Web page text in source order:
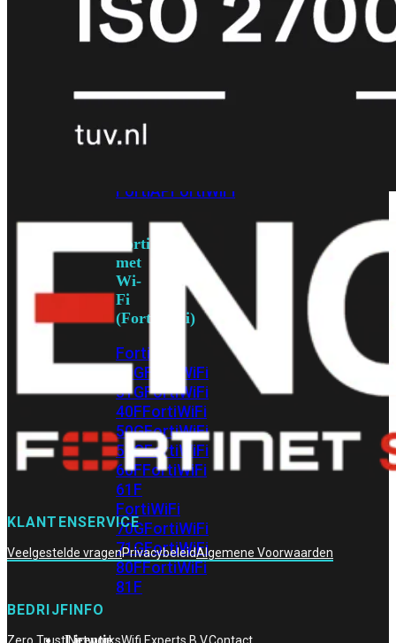
Indoor Outdoor
2X23X34X48X8
Alles
FortiAPFortiWiFi
FortiGate
met
Wi-
Fi
(FortiWiFi)
FortiWiFi
30GFortiWiFi
31GFortiWiFi
40FFortiWiFi
50GFortiWiFi
51GFortiWiFi
60FFortiWiFi
61F
FortiWiFi
70GFortiWiFi
71GFortiWiFi
80FFortiWiFi
81F
Licentie
KLANTENSERVICE
Veelgestelde vragenPrivacybeleidAlgemene Voorwaarden
BEDRIJFINFO